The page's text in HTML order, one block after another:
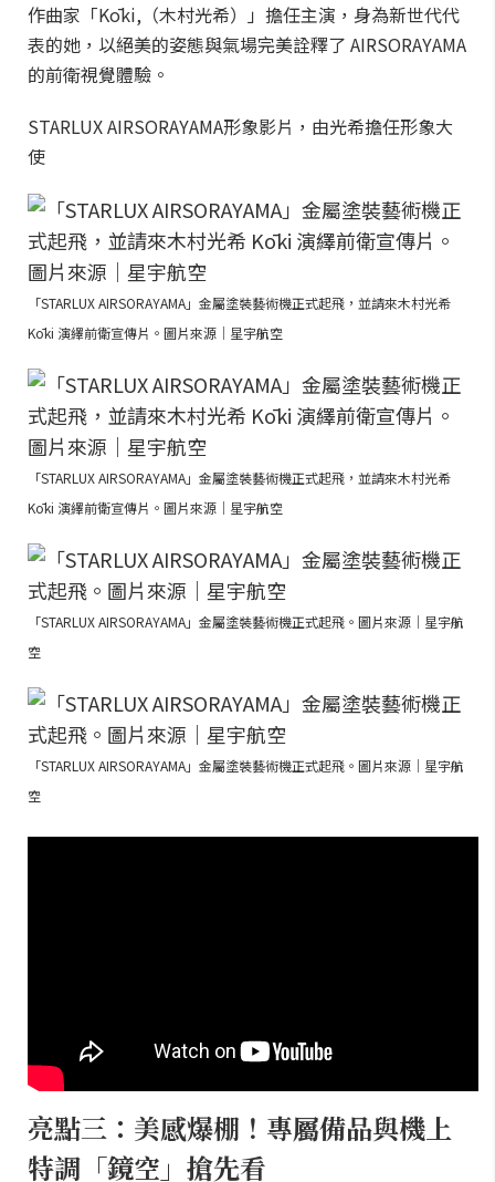
作曲家「Kōki,（木村光希）」擔任主演，身為新世代代
表的她，以絕美的姿態與氣場完美詮釋了 AIRSORAYAMA
的前衛視覺體驗。
STARLUX AIRSORAYAMA形象影片，由光希擔任形象大
使
「STARLUX AIRSORAYAMA」金屬塗裝藝術機正式起飛，並請來木村光希
Kōki 演繹前衛宣傳片。圖片來源｜星宇航空
「STARLUX AIRSORAYAMA」金屬塗裝藝術機正式起飛，並請來木村光希
Kōki 演繹前衛宣傳片。圖片來源｜星宇航空
「STARLUX AIRSORAYAMA」金屬塗裝藝術機正式起飛。圖片來源｜星宇航
空
「STARLUX AIRSORAYAMA」金屬塗裝藝術機正式起飛。圖片來源｜星宇航
空
亮點三：美感爆棚！專屬備品與機上
特調「鏡空」搶先看